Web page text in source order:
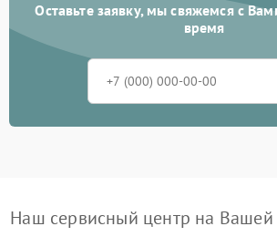
Оставьте заявку, мы свяжемся с
время
Наш сервисный центр на Вашей